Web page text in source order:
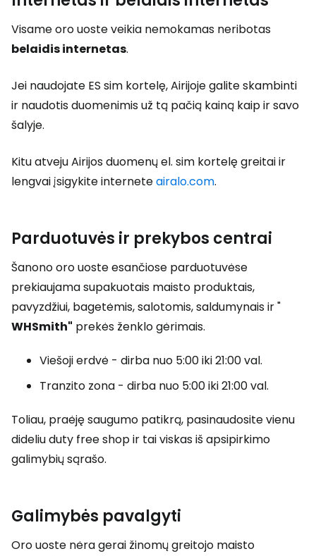
Visame oro uoste veikia nemokamas neribotas
belaidis internetas.
Jei naudojate ES sim kortelę, Airijoje galite skambinti
ir naudotis duomenimis už tą pačią kainą kaip ir savo
šalyje.
Kitu atveju Airijos duomenų el. sim kortelę greitai ir
lengvai įsigykite interneteairalo.com.
Parduotuvės ir prekybos centrai
Šanono oro uoste esančiose parduotuvėse
prekiaujama supakuotais maisto produktais,
pavyzdžiui, bagetėmis, salotomis, saldumynais ir "
WHSmith" prekės ženklo gėrimais.
Viešoji erdvė - dirba nuo 5:00 iki 21:00 val.
Tranzito zona - dirba nuo 5:00 iki 21:00 val.
Toliau, praėję saugumo patikrą, pasinaudosite vienu
dideliuduty free shopir tai viskas iš apsipirkimo
galimybių sąrašo.
Galimybės pavalgyti
Oro uoste nėra gerai žinomų greitojo maisto